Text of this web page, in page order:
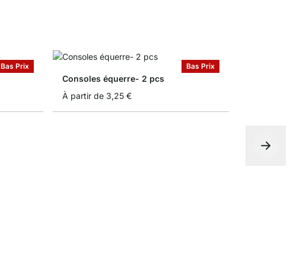
Bas Prix Bas Prix
Consoles équerre- 2 pcs
À partir de 3,25 €